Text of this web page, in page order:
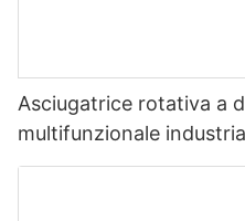
Asciugatrice rotativa a
multifunzionale
asciugatura